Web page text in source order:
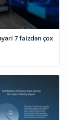
7 faizdən çox